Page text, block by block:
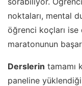
noktaları, mental
öğrenci koçları ise
maratonunun
Derslerin tamamı
paneline